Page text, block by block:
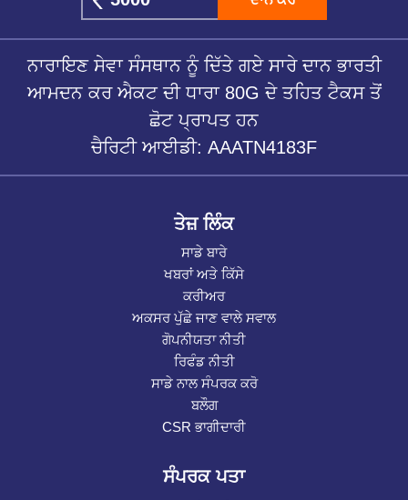
ਨਾਰਾਇਣ ਸੇਵਾ ਸੰਸਥਾਨ ਨੂੰ ਦਿੱਤੇ ਗਏ ਸਾਰੇ ਦਾਨ ਭਾਰਤੀ
ਆਮਦਨ ਕਰ ਐਕਟ ਦੀ ਧਾਰਾ 80G ਦੇ ਤਹਿਤ ਟੈਕਸ ਤੋਂ
ਛੋਟ ਪ੍ਰਾਪਤ ਹਨ
ਚੈਰਿਟੀ ਆਈਡੀ: AAATN4183F
ਤੇਜ਼ ਲਿੰਕ
ਸਾਡੇ ਬਾਰੇ
ਖਬਰਾਂ ਅਤੇ ਕਿੱਸੇ
ਕਰੀਅਰ
ਅਕਸਰ ਪੁੱਛੇ ਜਾਣ ਵਾਲੇ ਸਵਾਲ
ਗੋਪਨੀਯਤਾ ਨੀਤੀ
ਰਿਫੰਡ ਨੀਤੀ
ਸਾਡੇ ਨਾਲ ਸੰਪਰਕ ਕਰੋ
ਬਲੌਗ
CSR ਭਾਗੀਦਾਰੀ
ਸੰਪਰਕ ਪਤਾ